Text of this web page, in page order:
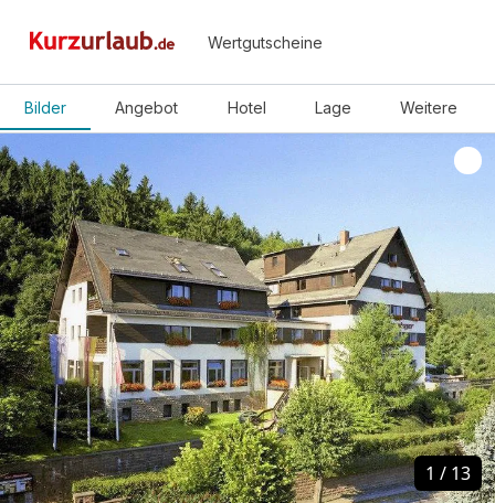
Wertgutscheine
Bilder Angebot Hotel Lage Weitere
1 / 13
1 / 13